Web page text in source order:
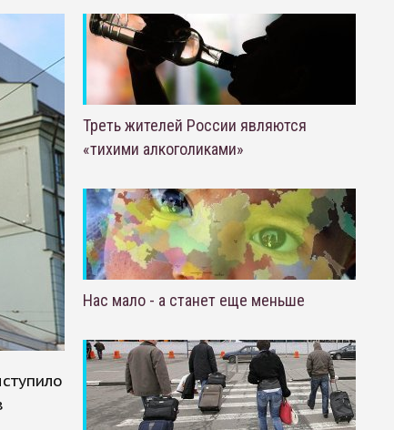
Треть жителей России являются
«тихими алкоголиками»
Нас мало - а станет еще меньше